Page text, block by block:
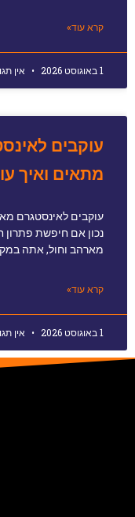
קרא עוד»
1 באוגוסט 2026 אין
עוקבים
מתאים ואיך
עוקבים לאינסטגרם
נכון אם חיפשת
מארהב וחול, אתה
קרא עוד»
1 באוגוסט 2026 אין